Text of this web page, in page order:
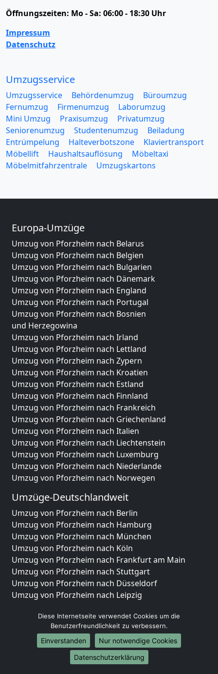
Öffnungszeiten: Mo - Sa: 06:00 - 18:30 Uhr
Impressum
Datenschutz
Umzugsservice
Umzugsservice Behördenumzug
Büroumzug
Fernumzug
Firmenumzug
Laborumzug
Mini Umzug
Praxisumzug
Privatumzug
Seniorenumzug
Studentenumzug
Beiladung
Entrümpelung
Halteverbotszone
Klaviertransport
Möbellift
Haushaltsauflösung
Möbeltaxi
Möbelmitfahrzentrale
Umzugskartons
Europa-Umzüge
Umzug von Pforzheim nach Belarus
Umzug von Pforzheim nach Belgien
Umzug von Pforzheim nach Bulgarien
Umzug von Pforzheim nach Dänemark
Umzug von Pforzheim nach England
Umzug von Pforzheim nach Portugal
Umzug von Pforzheim nach Bosnien
und Herzegowina
Umzug von Pforzheim nach Irland
Umzug von Pforzheim nach Lettland
Umzug von Pforzheim nach Zypern
Umzug von Pforzheim nach Kroatien
Umzug von Pforzheim nach Estland
Umzug von Pforzheim nach Finnland
Umzug von Pforzheim nach Frankreich
Umzug von Pforzheim nach Griechenland
Umzug von Pforzheim nach Italien
Umzug von Pforzheim nach Liechtenstein
Umzug von Pforzheim nach Luxemburg
Umzug von Pforzheim nach Niederlande
Umzug von Pforzheim nach Norwegen
Umzüge-Deutschlandweit
Umzug von Pforzheim nach Berlin
Umzug von Pforzheim nach Hamburg
Umzug von Pforzheim nach München
Umzug von Pforzheim nach Köln
Umzug von Pforzheim nach Frankfurt am Main
Umzug von Pforzheim nach Stuttgart
Umzug von Pforzheim nach Düsseldorf
Umzug von Pforzheim nach Leipzig
Umzug von Pforzheim nach Essen
Umzug von Pforzheim nach Bremen
Umzug von Pforzheim nach Dresden
Umzug von Pforzheim nach Hannover
Umzug von Pforzheim nach Nürnberg
Diese Internetseite verwendet Cookies um die
Benutzerfreundlichkeit zu verbessern.
Einverstanden
Nur notwendige Cookies
Datenschutzerklärung